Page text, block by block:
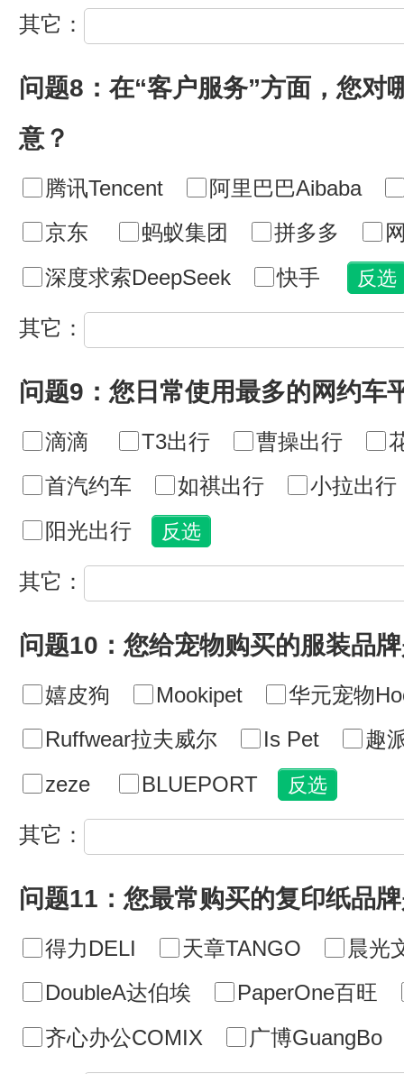
其它：
问题8：在“客户服务”方面，您对
意？
腾讯Tencent
阿里巴巴Aibaba
京东
蚂蚁集团 拼多多
深度求索DeepSeek
快手
其它：
问题9：您日常使用最多的网约车
滴滴 T3出行 曹操出行
首汽约车
如祺出行
小拉出行
阳光出行
其它：
问题10：您给宠物购买的服装品
嬉皮狗 Mookipet
华元宠物
Ruffwear拉夫威尔
Is Pet
趣
zeze
BLUEPORT
其它：
问题11：您最常购买的复印纸品
得力DELI 天章TANGO
晨光
DoubleA达伯埃
PaperOne百旺
齐心办公COMIX
广博GuangBo